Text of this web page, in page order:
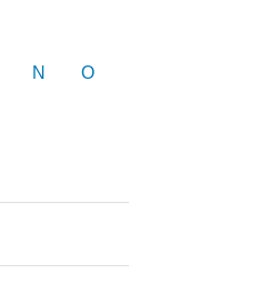
N O